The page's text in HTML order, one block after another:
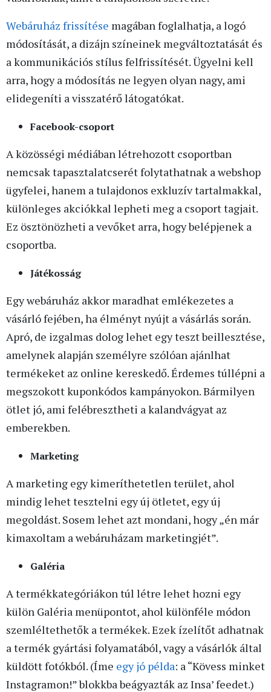
Webáruház frissítése magában foglalhatja, a logó
módosítását, a dizájn színeinek megváltoztatását és
a kommunikációs stílus felfrissítését. Ügyelni kell
arra, hogy a módosítás ne legyen olyan nagy, ami
elidegeníti a visszatérő látogatókat.
Facebook-csoport
A közösségi médiában létrehozott csoportban
nemcsak tapasztalatcserét folytathatnak a webshop
ügyfelei, hanem a tulajdonos exkluzív tartalmakkal,
különleges akciókkal lepheti meg a csoport tagjait.
Ez ösztönözheti a vevőket arra, hogy belépjenek a
csoportba.
Játékosság
Egy webáruház akkor maradhat emlékezetes a
vásárló fejében, ha élményt nyújt a vásárlás során.
Apró, de izgalmas dolog lehet egy teszt beillesztése,
amelynek alapján személyre szólóan ajánlhat
termékeket az online kereskedő. Érdemes túllépni a
megszokott kuponkódos kampányokon. Bármilyen
ötlet jó, ami felébresztheti a kalandvágyat az
emberekben.
Marketing
A marketing egy kimeríthetetlen terület, ahol
mindig lehet tesztelni egy új ötletet, egy új
megoldást. Sosem lehet azt mondani, hogy „én már
kimaxoltam a webáruházam marketingjét”.
Galéria
A termékkategóriákon túl létre lehet hozni egy
külön Galéria menüpontot, ahol különféle módon
szemléltethetők a termékek. Ezek ízelítőt adhatnak
a termék gyártási folyamatából, vagy a vásárlók által
küldött fotókból. (Íme egy jó példa: a “Kövess minket
Instagramon!” blokkba beágyazták az Insa’ feedet.)